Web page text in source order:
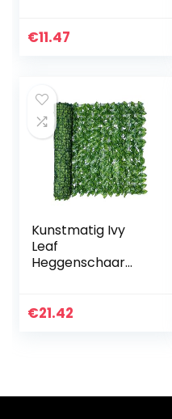
goud en zilver US
€11.47
Kunstmatig Ivy
Leaf
Heggenschaar
Balkons Op Rol
€21.42